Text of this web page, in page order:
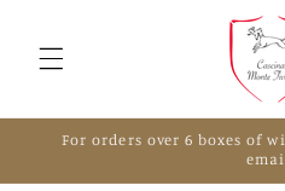
ai contenuti
For orders over 6 boxes of